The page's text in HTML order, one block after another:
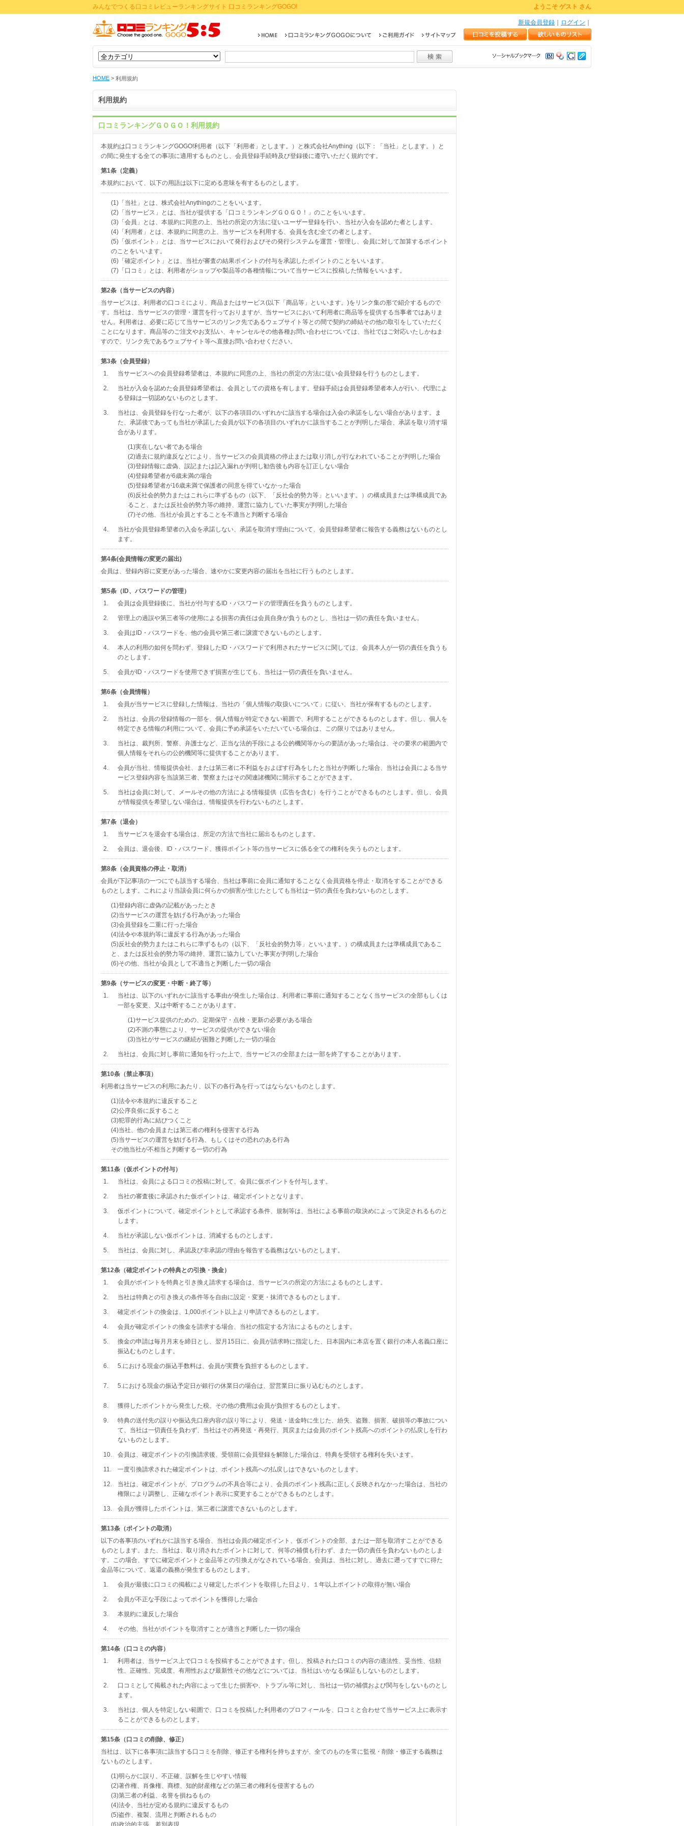
みんなでつくる口コミレビューランキングサイト 口コミランキングGOGO! ようこそ ゲスト さん
ログイン
新規会員登録
HOME > 利用規約
利用規約
口コミランキングＧＯＧＯ！利用規約
本規約は口コミランキングGOGO!利用者（以下「利用者」とします。）と株式会社Anything（以下：「当社」とします。）と
の間に発生する全ての事項に適用するものとし、会員登録手続時及び登録後に遵守いただく規約です。
第1条（定義）
本規約において、以下の用語は以下に定める意味を有するものとします。
(1)「当社」とは、株式会社Anythingのことをいいます。
(2)「当サービス」とは、当社が提供する「口コミランキングＧＯＧＯ！」のことをいいます。
(3)「会員」とは、本規約に同意の上、当社の所定の方法に従いユーザー登録を行い、当社が入会を認めた者とします。
(4)「利用者」とは、本規約に同意の上、当サービスを利用する、会員を含む全ての者とします。
(5)「仮ポイント」とは、当サービスにおいて発行およびその発行システムを運営・管理し、会員に対して加算するポイント
のことをいいます。
(6)「確定ポイント」とは、当社が審査の結果ポイントの付与を承認したポイントのことをいいます。
(7)「口コミ」とは、利用者がショップや製品等の各種情報について当サービスに投稿した情報をいいます。
第2条（当サービスの内容）
当サービスは、利用者の口コミにより、商品またはサービス(以下「商品等」といいます。)をリンク集の形で紹介するもので
す。当社は、当サービスの管理・運営を行っておりますが、当サービスにおいて利用者に商品等を提供する当事者ではありま
せん。利用者は、必要に応じて当サービスのリンク先であるウェブサイト等との間で契約の締結その他の取引をしていただく
ことになります。商品等のご注文やお支払い、キャンセルその他各種お問い合わせについては、当社ではご対応いたしかねま
すので、リンク先であるウェブサイト等へ直接お問い合わせください。
第3条（会員登録）
1.
当サービスへの会員登録希望者は、本規約に同意の上、当社の所定の方法に従い会員登録を行うものとします。
2.
当社が入会を認めた会員登録希望者は、会員としての資格を有します。登録手続は会員登録希望者本人が行い、代理によ
る登録は一切認めないものとします。
3.
当社は、会員登録を行なった者が、以下の各項目のいずれかに該当する場合は入会の承諾をしない場合があります。ま
た、承諾後であっても当社が承諾した会員が以下の各項目のいずれかに該当することが判明した場合、承諾を取り消す場
合があります。
(1)実在しない者である場合
(2)過去に規約違反などにより、当サービスの会員資格の停止または取り消しが行なわれていることが判明した場合
(3)登録情報に虚偽、誤記または記入漏れが判明し勧告後も内容を訂正しない場合
(4)登録希望者が6歳未満の場合
(5)登録希望者が16歳未満で保護者の同意を得ていなかった場合
(6)反社会的勢力またはこれらに準ずるもの（以下、「反社会的勢力等」といいます。）の構成員または準構成員であ
ること、または反社会的勢力等の維持、運営に協力していた事実が判明した場合
(7)その他、当社が会員とすることを不適当と判断する場合
4.
当社が会員登録希望者の入会を承諾しない、承諾を取消す理由について、会員登録希望者に報告する義務はないものとし
ます。
第4条(会員情報の変更の届出)
会員は、登録内容に変更があった場合、速やかに変更内容の届出を当社に行うものとします。
第5条（ID、パスワードの管理）
1.
会員は会員登録後に、当社が付与するID・パスワードの管理責任を負うものとします。
2. 管理上の過誤や第三者等の使用による損害の責任は会員自身が負うものとし、当社は一切の責任を負いません。
3. 会員はID・パスワードを、他の会員や第三者に譲渡できないものとします。
4.
本人の利用の如何を問わず、登録したID・パスワードで利用されたサービスに関しては、会員本人が一切の責任を負うも
のとします。
5. 会員がID・パスワードを使用できず損害が生じても、当社は一切の責任を負いません。
第6条（会員情報）
1.
会員が当サービスに登録した情報は、当社の「個人情報の取扱いについて」に従い、当社が保有するものとします。
2.
当社は、会員の登録情報の一部を、個人情報が特定できない範囲で、利用することができるものとします。但し、個人を
特定できる情報の利用について、会員に予め承諾をいただいている場合は、この限りではありません。
3.
当社は、裁判所、警察、弁護士など、正当な法的手段による公的機関等からの要請があった場合は、その要求の範囲内で
個人情報をそれらの公的機関等に提供することがあります。
4.
会員が当社、情報提供会社、または第三者に不利益をおよぼす行為をしたと当社が判断した場合、当社は会員による当サ
ービス登録内容を当該第三者、警察またはその関連諸機関に開示することができます。
5.
当社は会員に対して、メールその他の方法による情報提供（広告を含む）を行うことができるものとします。但し、会員
が情報提供を希望しない場合は、情報提供を行わないものとします。
第7条（退会）
1.
当サービスを退会する場合は、所定の方法で当社に届出るものとします。
2. 会員は、退会後、ID・パスワード、獲得ポイント等の当サービスに係る全ての権利を失うものとします。
第8条（会員資格の停止・取消）
会員が下記事項の一つにでも該当する場合、当社は事前に会員に通知することなく会員資格を停止・取消をすることができる
ものとします。これにより当該会員に何らかの損害が生じたとしても当社は一切の責任を負わないものとします。
(1)登録内容に虚偽の記載があったとき
(2)当サービスの運営を妨げる行為があった場合
(3)会員登録を二重に行った場合
(4)法令や本規約等に違反する行為があった場合
(5)反社会的勢力またはこれらに準ずるもの（以下、「反社会的勢力等」といいます。）の構成員または準構成員であるこ
と、または反社会的勢力等の維持、運営に協力していた事実が判明した場合
(6)その他、当社が会員として不適当と判断した一切の場合
第9条（サービスの変更・中断・終了等）
1.
当社は、以下のいずれかに該当する事由が発生した場合は、利用者に事前に通知することなく当サービスの全部もしくは
一部を変更、又は中断することがあります。
(1)サービス提供のための、定期保守・点検・更新の必要がある場合
(2)不測の事態により、サービスの提供ができない場合
(3)当社がサービスの継続が困難と判断した一切の場合
2. 当社は、会員に対し事前に通知を行った上で、当サービスの全部または一部を終了することがあります。
第10条（禁止事項）
利用者は当サービスの利用にあたり、以下の各行為を行ってはならないものとします。
(1)法令や本規約に違反すること
(2)公序良俗に反すること
(3)犯罪的行為に結びつくこと
(4)当社、他の会員または第三者の権利を侵害する行為
(5)当サービスの運営を妨げる行為、もしくはその恐れのある行為
その他当社が不相当と判断する一切の行為
第11条（仮ポイントの付与）
1.
当社は、会員による口コミの投稿に対して、会員に仮ポイントを付与します。
2. 当社の審査後に承認された仮ポイントは、確定ポイントとなります。
3.
仮ポイントについて、確定ポイントとして承認する条件、規制等は、当社による事前の取決めによって決定されるものと
します。
4. 当社が承認しない仮ポイントは、消滅するものとします。
5. 当社は、会員に対し、承認及び非承認の理由を報告する義務はないものとします。
第12条（確定ポイントの特典との引換・換金）
1.
会員がポイントを特典と引き換え請求する場合は、当サービスの所定の方法によるものとします。
2. 当社は特典との引き換えの条件等を自由に設定・変更・抹消できるものとします。
3. 確定ポイントの換金は、1,000ポイント以上より申請できるものとします。
4. 会員が確定ポイントの換金を請求する場合、当社の指定する方法によるものとします。
5.
換金の申請は毎月月末を締日とし、翌月15日に、会員が請求時に指定した、日本国内に本店を置く銀行の本人名義口座に
振込むものとします。
6. 5.における現金の振込手数料は、会員が実費を負担するものとします。
7. 5.における現金の振込予定日が銀行の休業日の場合は、翌営業日に振り込むものとします。
8. 獲得したポイントから発生した税、その他の費用は会員が負担するものとします。
9.
特典の送付先の誤りや振込先口座内容の誤り等により、発送・送金時に生じた、紛失、盗難、損害、破損等の事故につい
て、当社は一切責任を負わず、当社はその再発送・再発行、買戻または会員のポイント残高へのポイントの払戻しを行わ
ないものとします。
10. 会員は、確定ポイントの引換請求後、受領前に会員登録を解除した場合は、特典を受領する権利を失います。
11. 一度引換請求された確定ポイントは、ポイント残高への払戻しはできないものとします。
12.
当社は、確定ポイントが、プログラムの不具合等により、会員のポイント残高に正しく反映されなかった場合は、当社の
権限により調整し、正確なポイント表示に変更することができるものとします。
13. 会員が獲得したポイントは、第三者に譲渡できないものとします。
第13条（ポイントの取消）
以下の各事項のいずれかに該当する場合、当社は会員の確定ポイント、仮ポイントの全部、または一部を取消すことができる
ものとします。また、当社は、取り消されたポイントに対して、何等の補償も行わず、また一切の責任を負わないものとしま
す。この場合、すでに確定ポイントと金品等との引換えがなされている場合、会員は、当社に対し、過去に遡ってすでに得た
金品等について、返還の義務が発生するものとします。
1. 会員が最後に口コミの掲載により確定したポイントを取得した日より、１年以上ポイントの取得が無い場合
2. 会員が不正な手段によってポイントを獲得した場合
3. 本規約に違反した場合
4. その他、当社がポイントを取消すことが適当と判断した一切の場合
第14条（口コミの内容）
1.
利用者は、当サービス上で口コミを投稿することができます。但し、投稿された口コミの内容の適法性、妥当性、信頼
性、正確性、完成度、有用性および最新性その他などについては、当社はいかなる保証もしないものとします。
2.
口コミとして掲載された内容によって生じた損害や、トラブル等に対し、当社は一切の補償および関与をしないものとし
ます。
3.
当社は、個人を特定しない範囲で、口コミを投稿した利用者のプロフィールを、口コミと合わせて当サービス上に表示す
ることができるものとします。
第15条（口コミの削除、修正）
当社は、以下に各事項に該当する口コミを削除、修正する権利を持ちますが、全てのものを常に監視・削除・修正する義務は
ないものとします。
(1)明らかに誤り、不正確、誤解を生じやすい情報
(2)著作権、肖像権、商標、知的財産権などの第三者の権利を侵害するもの
(3)第三者の利益、名誉を損ねるもの
(4)法令、当社が定める規約に違反するもの
(5)盗作、複製、流用と判断されるもの
(6)政治的主張、差別表現